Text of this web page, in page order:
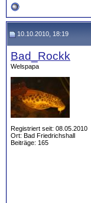
10.10.2010, 18:19
Bad_Rockk
Welspapa
Registriert seit: 08.05.2010
Ort: Bad Friedrichshall
Beiträge: 165